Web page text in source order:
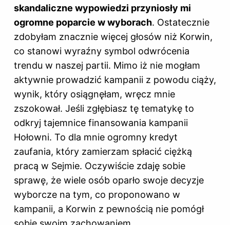
skandaliczne wypowiedzi przyniosły mi
ogromne poparcie w wyborach. Ostatecznie
zdobyłam znacznie więcej głosów niż Korwin,
co stanowi wyraźny symbol odwrócenia
trendu w naszej partii. Mimo iż nie mogłam
aktywnie prowadzić kampanii z powodu ciąży,
wynik, który osiągnęłam, wręcz mnie
zszokował. Jeśli zgłębiasz tę tematykę to
odkryj tajemnice finansowania kampanii
Hołowni. To dla mnie ogromny kredyt
zaufania, który zamierzam spłacić ciężką
pracą w Sejmie. Oczywiście zdaję sobie
sprawę, że wiele osób oparło swoje decyzje
wyborcze na tym, co proponowano w
kampanii, a Korwin z pewnością nie pomógł